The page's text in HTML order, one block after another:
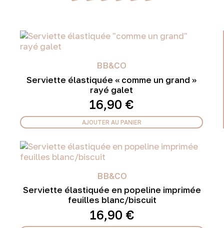
BB&CO
Serviette élastiquée « comme un grand »
rayé galet
16,90 €
AJOUTER AU PANIER
BB&CO
Serviette élastiquée en popeline imprimée
feuilles blanc/biscuit
16,90 €